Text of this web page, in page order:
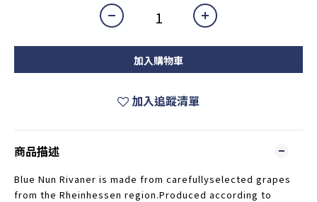
加入購物車
加入追蹤清單
商品描述
Blue Nun Rivaner is made from carefullyselected grapes
from the Rheinhessen region.Produced according to